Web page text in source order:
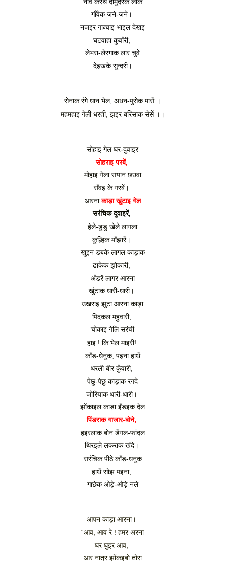
गाँवेक जने-जने।
नजइर गाब्चाइ भाइल देखइ
घटवाहा कुवाँरी,
लेभरा-लेरगाक लार चुवे
देइखके सुन्दरी।
सेनाक रंगे धान भेल, अधन-पुसेक मासें ।
महमहाइ गेली धरती, झइर बरिसाक सेसें ।।
सोहाइ गेल घर-दुवाइर
सोहराइ परबें,
मोहाइ गेला सयान छउवा
सँवइ के गरबें।
आरना काड़ा खुंटाइ गेल
सरंचिक दुवाइरें,
हेले-डुडु खेले लागला
कुल्हिक माँझारें।
खुइन डबके लागल काड़ाक
ढाकेक झोकारी,
अँडरें लागर आरना
खुंटाक धारी-धारी।
उखराइ झुटा आरना काड़ा
पिदकल महुवारी,
चोकाइ गेलि सरंची
हाइ ! कि भेल माइरी!
काँड-धेनुक, पइना हाथें
धरली बीर कुँवारी,
पेछु-पेछु काड़ाक रगदे
जोरियाक धारी-धारी।
झोंकाइल काड़ा इँडइक देल
पिंडराक गाजार-बोने,
हइरलाक बोन डेंगल-फांदल
थिरइले लकराक खंदे।
सरंचिक पीठे काँड़-धनुक
हाथें सोझ पइना,
गाछेक ओड़े-ओड़े नले
आपन काड़ा आरना।
“आव, आव रे ! हमर अरना
घर घुइर आव,
आर नात्र झोंकइबो तोरा